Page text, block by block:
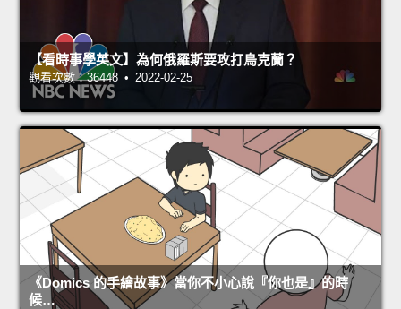
【看時事學英文】為何俄羅斯要攻打烏克蘭？
觀看次數：36448 • 2022-02-25
《Domics 的手繪故事》當你不小心說『你也是』的時
候…